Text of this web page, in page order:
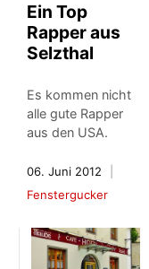
Ein Top
Rapper aus
Selzthal
Es kommen nicht
alle gute Rapper
aus den USA.
06. Juni 2012
Fenstergucker